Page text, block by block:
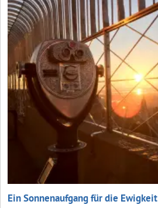
Ein Sonnenaufgang für die Ewigkeit